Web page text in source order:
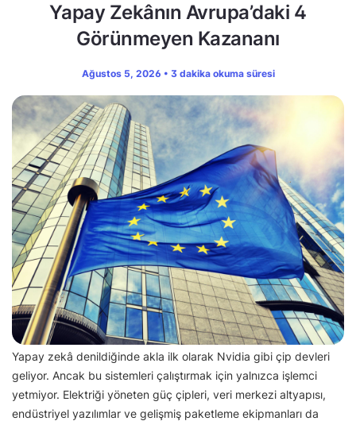
Yapay Zekânın Avrupa’daki 4
Görünmeyen Kazananı
Ağustos 5, 2026 • 3 dakika okuma süresi
Yapay zekâ denildiğinde akla ilk olarak Nvidia gibi çip devleri
geliyor. Ancak bu sistemleri çalıştırmak için yalnızca işlemci
yetmiyor. Elektriği yöneten güç çipleri, veri merkezi altyapısı,
endüstriyel yazılımlar ve gelişmiş paketleme ekipmanları da